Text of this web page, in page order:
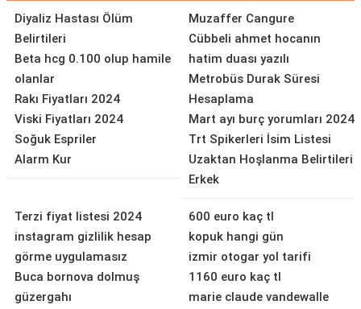
Diyaliz Hastası Ölüm
Belirtileri
Beta hcg 0.100 olup hamile
olanlar
Rakı Fiyatları 2024
Viski Fiyatları 2024
Soğuk Espriler
Alarm Kur
Muzaffer Cangure
Cübbeli ahmet hocanın
hatim duası yazılı
Metrobüs Durak Süresi
Hesaplama
Mart ayı burç yorumları 2024
Trt Spikerleri İsim Listesi
Uzaktan Hoşlanma Belirtileri
Erkek
Terzi fiyat listesi 2024
instagram gizlilik hesap
görme uygulamasız
Buca bornova dolmuş
güzergahı
600 euro kaç tl
kopuk hangi gün
izmir otogar yol tarifi
1160 euro kaç tl
marie claude vandewalle